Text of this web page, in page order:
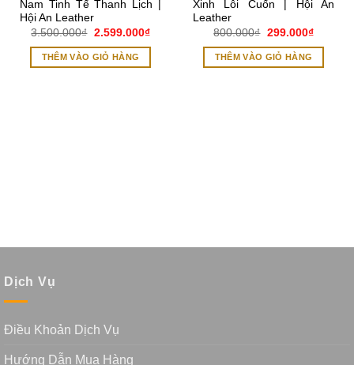
Nam Tinh Tế Thanh Lịch |
Hội An Leather
3.500.000₫ Giá
là:
3.500.000₫.
2.599.000₫Giá
THÊM VÀO GIỎ HÀNG
Xinh Lôi Cuốn | Hội An
Leather
800.000₫ Giá
là:
800.000₫.
299.000₫Giá
THÊM VÀO GIỎ HÀNG
Dịch Vụ
Điều Khoản Dịch Vụ
Hướng Dẫn Mua Hàng